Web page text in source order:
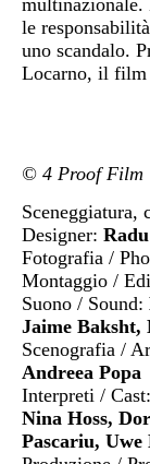
le
uno scandalo.
Locarno, il film
© 4 Proof Film
Sceneggiatura,
Designer:
Fotografia /
Montaggio /
Suono / Sound:
Jaime Baksht,
Scenografia /
Andreea Popa
Interpreti / Cast:
Nina Hoss,
Pascariu, Uwe